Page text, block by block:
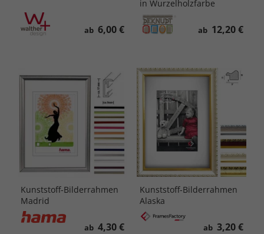
ab 6,00 €
in Wurzelholzfarbe
ab 12,20 €
Kunststoff-Bilderrahmen
Madrid
ab 4,30 €
Kunststoff-Bilderrahmen
Alaska
ab 3,20 €